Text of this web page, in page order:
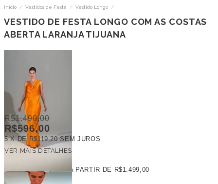
Início / Vestidos de Festa / Vestido Longo /
VESTIDO DE FESTA LONGO COM AS COSTAS
ABERTA LARANJA TIJUANA
R$1.490,00
R$596,00
5 X DER$119,20 SEM JUROS
VER MAIS DETALHES
FRETE GRÁTIS A PARTIR DE R$1.499,00